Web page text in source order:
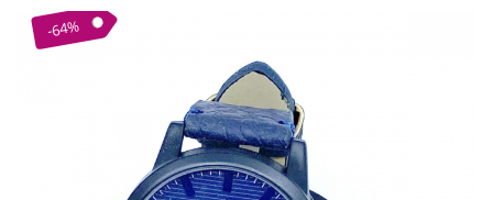
Brose
Tiare
-64%